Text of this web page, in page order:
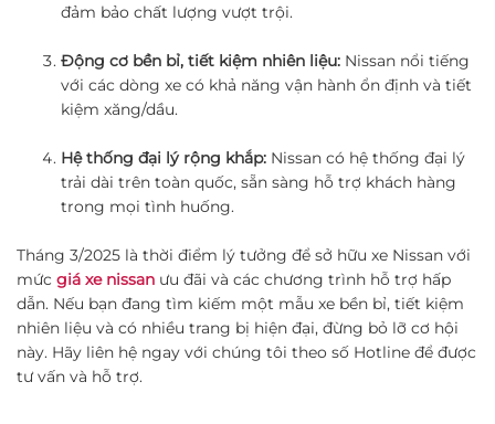
đảm bảo chất lượng vượt trội.
Động cơ bền bỉ, tiết kiệm nhiên liệu: Nissan nổi tiếng
với các dòng xe có khả năng vận hành ổn định và tiết
kiệm xăng/dầu.
Hệ thống đại lý rộng khắp: Nissan có hệ thống đại lý
trải dài trên toàn quốc, sẵn sàng hỗ trợ khách hàng
trong mọi tình huống.
Tháng 3/2025 là thời điểm lý tưởng để sở hữu xe Nissan với
mức giá xe nissan ưu đãi và các chương trình hỗ trợ hấp
dẫn. Nếu bạn đang tìm kiếm một mẫu xe bền bỉ, tiết kiệm
nhiên liệu và có nhiều trang bị hiện đại, đừng bỏ lỡ cơ hội
này. Hãy liên hệ ngay với chúng tôi theo số Hotline để được
tư vấn và hỗ trợ.